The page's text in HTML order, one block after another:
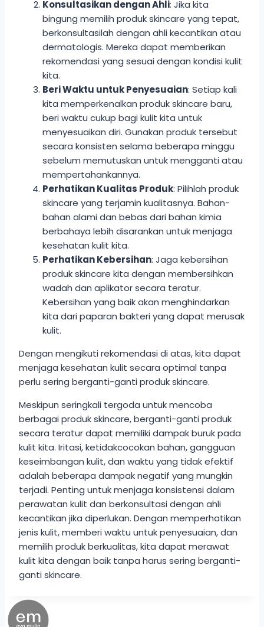
Konsultasikan dengan Ahli: Jika kita
bingung memilih produk skincare yang tepat,
berkonsultasilah dengan ahli kecantikan atau
dermatologis. Mereka dapat memberikan
rekomendasi yang sesuai dengan kondisi kulit
kita.
Beri Waktu untuk Penyesuaian: Setiap kali
kita memperkenalkan produk skincare baru,
beri waktu cukup bagi kulit kita untuk
menyesuaikan diri. Gunakan produk tersebut
secara konsisten selama beberapa minggu
sebelum memutuskan untuk mengganti atau
mempertahankannya.
Perhatikan Kualitas Produk: Pilihlah produk
skincare yang terjamin kualitasnya. Bahan-
bahan alami dan bebas dari bahan kimia
berbahaya lebih disarankan untuk menjaga
kesehatan kulit kita.
Perhatikan Kebersihan: Jaga kebersihan
produk skincare kita dengan membersihkan
wadah dan aplikator secara teratur.
Kebersihan yang baik akan menghindarkan
kita dari paparan bakteri yang dapat merusak
kulit.
Dengan mengikuti rekomendasi di atas, kita dapat
menjaga kesehatan kulit secara optimal tanpa
perlu sering berganti-ganti produk skincare.
Meskipun seringkali tergoda untuk mencoba
berbagai produk skincare, berganti-ganti produk
secara teratur dapat memiliki dampak buruk pada
kulit kita. Iritasi, ketidakcocokan bahan, gangguan
keseimbangan kulit, dan waktu yang tidak efektif
adalah beberapa dampak negatif yang mungkin
terjadi. Penting untuk menjaga konsistensi dalam
perawatan kulit dan berkonsultasi dengan ahli
kecantikan jika diperlukan. Dengan memperhatikan
jenis kulit, memberi waktu untuk penyesuaian, dan
memilih produk berkualitas, kita dapat merawat
kulit kita dengan baik tanpa harus sering berganti-
ganti skincare.